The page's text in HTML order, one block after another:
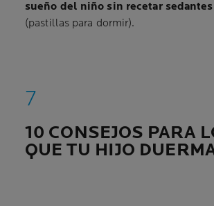
sueño del niño sin recetar
(pastillas para dormir).
10 CONSEJOS PARA
QUE TU HIJO